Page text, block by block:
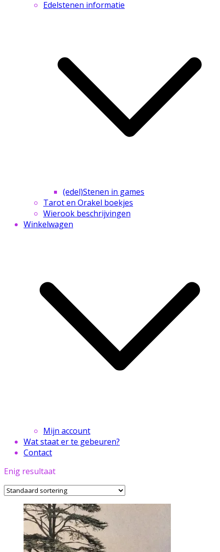
Edelstenen informatie
(edel)Stenen in games
Tarot en Orakel boekjes
Wierook beschrijvingen
Winkelwagen
Mijn account
Wat staat er te gebeuren?
Contact
Enig resultaat